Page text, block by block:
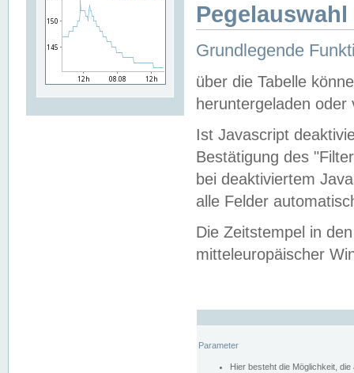
Grundlegende
über die Tabelle
heruntergeladen oder
Ist Javascript
Bestätigung des
bei deaktiviertem
alle Felder
Die Zeitstempel in
mitteleuropäischer
Parameter
Hier besteht die Möglichkeit,